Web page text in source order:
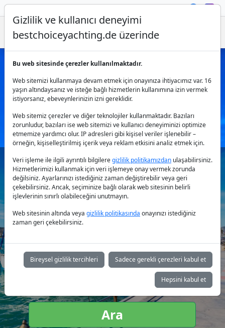
Yacht Charter in Volos – Learn more
about our options
Ülke:
Destinasyon:
Yat tipi:
Ara
Gizlilik ve kullanıcı deneyimi
bestchoiceyachting.de üzerinde
Bu web sitesinde çerezler kullanılmaktadır.
Web sitemizi kullanmaya devam etmek için onayınıza ihtiyacımız var. 16
yaşın altındaysanız ve isteğe bağlı hizmetlerin kullanımına izin vermek
istiyorsanız, ebeveynlerinizin izni gereklidir.
Web sitemiz çerezler ve diğer teknolojiler kullanmaktadır. Bazıları
zorunludur, bazıları ise web sitemizi ve kullanıcı deneyiminizi optimize
etmemize yardımcı olur. IP adresleri gibi kişisel veriler işlenebilir –
örneğin, kişiselleştirilmiş içerik veya reklam etkisini analiz etmek için.
Veri işleme ile ilgili ayrıntılı bilgileregizlilik politikamızdan ulaşabilirsiniz.
Hizmetlerimizi kullanmak için veri işlemeye onay vermek zorunda
değilsiniz. Ayarlarınızı istediğiniz zaman değiştirebilir veya geri
çekebilirsiniz. Ancak, seçiminize bağlı olarak web sitesinin belirli
işlevlerinin sınırlı olabileceğini unutmayın.
Web sitesinin altında veya gizlilik politikasında onayınızı istediğiniz
zaman geri çekebilirsiniz.
Bireysel gizlilik tercihleri Sadece gerekli çerezleri kabul et
Hepsini kabul et